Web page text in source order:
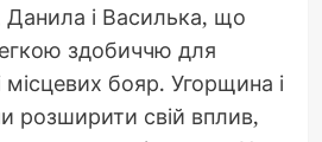
Данила і Василька, що
здобиччю для
місцевих бояр. Угорщина і
розширити свій вплив,